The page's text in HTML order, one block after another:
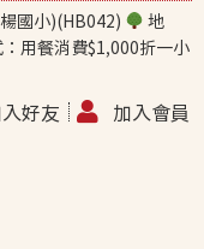
國小)(HB042)
地
用餐消費$1,000折一小
好友 加入會員